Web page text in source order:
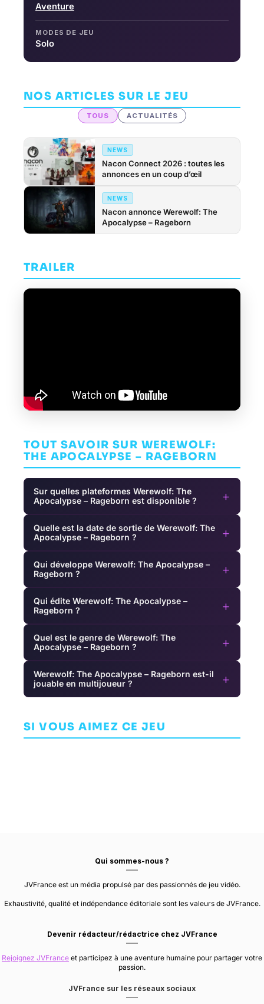
Aventure
MODES DE JEU
Solo
NOS ARTICLES SUR LE JEU
TOUS ACTUALITÉS
NEWS
Nacon Connect 2026 : toutes les
annonces en un coup d’œil
NEWS
Nacon annonce Werewolf: The
Apocalypse – Rageborn
TRAILER
TOUT SAVOIR SUR WEREWOLF:
THE APOCALYPSE – RAGEBORN
Sur quelles plateformes Werewolf: The
Apocalypse – Rageborn est disponible ?
+
Quelle est la date de sortie de Werewolf: The
Apocalypse – Rageborn ?
+
Qui développe Werewolf: The Apocalypse –
Rageborn ?
+
Qui édite Werewolf: The Apocalypse –
Rageborn ?
+
Quel est le genre de Werewolf: The
Apocalypse – Rageborn ?
+
Werewolf: The Apocalypse – Rageborn est-il
jouable en multijoueur ?
+
SI VOUS AIMEZ CE JEU
Remastered
AVENTURE
Collection
AVENTURE
A Story About
Qui sommes-nous ?
JVFrance est un média propulsé par des passionnés de jeu vidéo.
Exhaustivité, qualité et indépendance éditoriale sont les valeurs de JVFrance.
Devenir rédacteur/rédactrice chez JVFrance
Rejoignez JVFrance et participez à une aventure humaine pour partager votre
passion.
JVFrance sur les réseaux sociaux